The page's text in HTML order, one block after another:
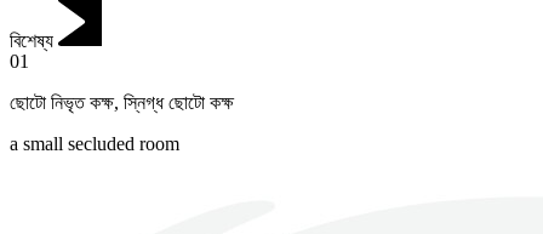
বিশেষ্য
01
ছোটো নিভৃত কক্ষ, স্নিগ্ধ ছোটো কক্ষ
a small secluded room